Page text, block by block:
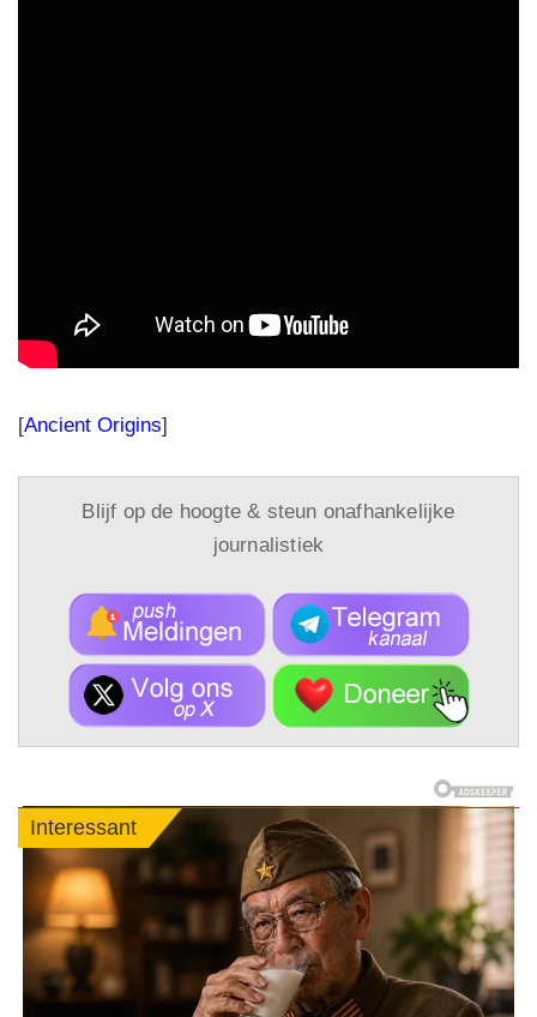
[Ancient Origins]
Blijf op de hoogte & steun onafhankelijke
journalistiek
Interessant